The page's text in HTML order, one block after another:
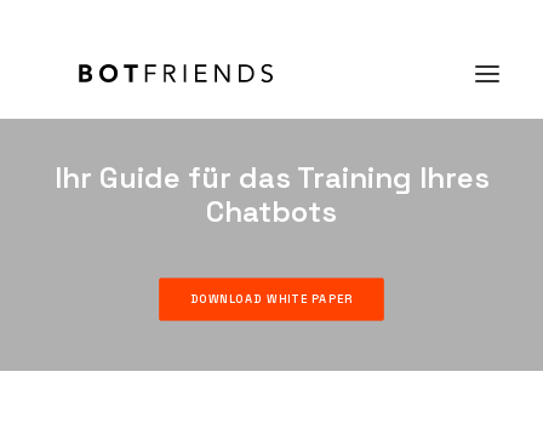
Ihr Guide für das Training Ihres
Chatbots
DOWNLOAD WHITE PAPER